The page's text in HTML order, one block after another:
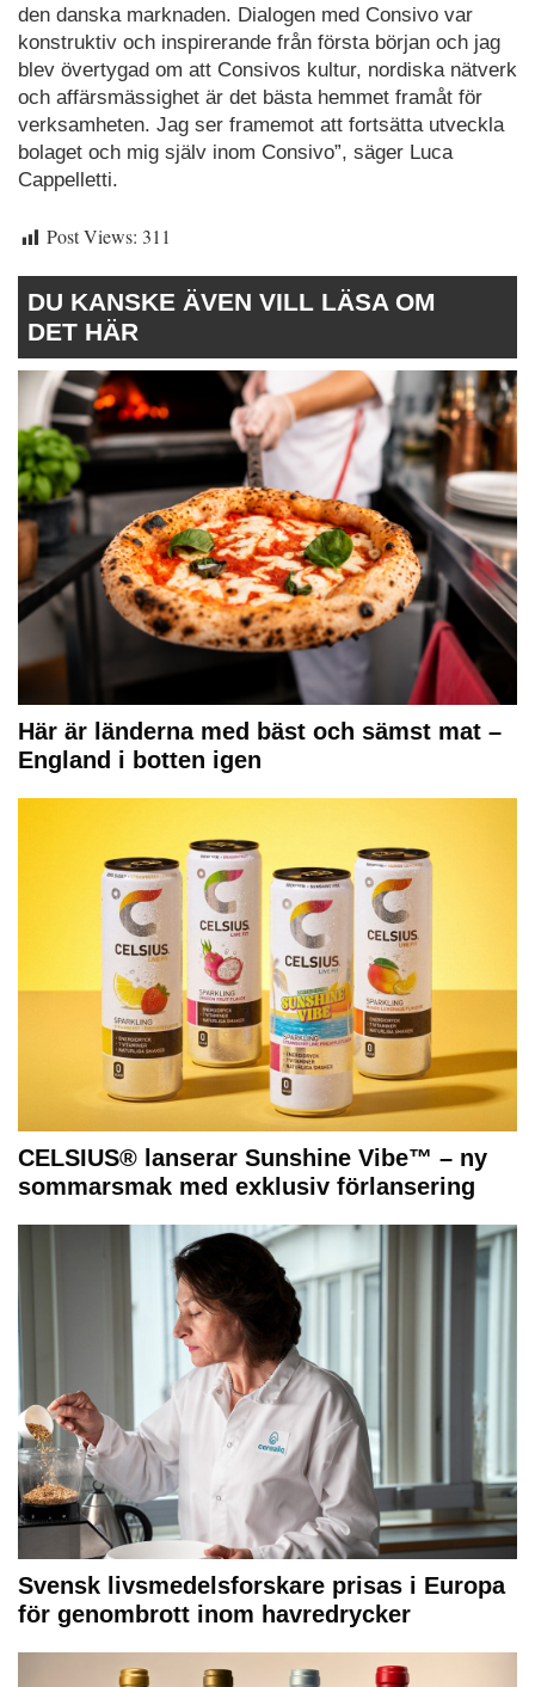
den danska marknaden. Dialogen med Consivo var
konstruktiv och inspirerande från första början och jag
blev övertygad om att Consivos kultur, nordiska nätverk
och affärsmässighet är det bästa hemmet framåt för
verksamheten. Jag ser framemot att fortsätta utveckla
bolaget och mig själv inom Consivo”, säger Luca
Cappelletti.
Post Views: 311
DU KANSKE ÄVEN VILL LÄSA OM
DET HÄR
Här är länderna med bäst och sämst mat –
England i botten igen
CELSIUS® lanserar Sunshine Vibe™ – ny
sommarsmak med exklusiv förlansering
Svensk livsmedelsforskare prisas i Europa
för genombrott inom havredrycker